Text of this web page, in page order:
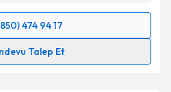
474 94 17
Talep Et
Talebi